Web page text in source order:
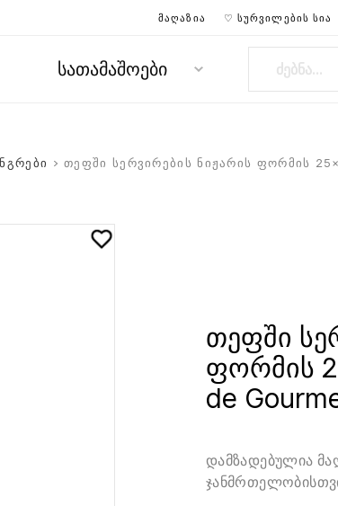
ᲛᲐᲦᲐᲖᲘᲐ ♡ ᲡᲣᲠᲕᲘᲚᲔᲑᲘᲡ ᲡᲘᲐ
სათამაშოები
> თეფში სერვირების ნიჟარის ფორმის
თეფში
ფორმის
de
დამზადებულია